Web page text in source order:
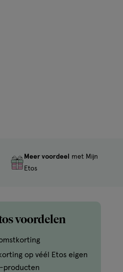
Meer voordeel
met Mijn
Etos
voordelen
op véél Etos eigen
producten